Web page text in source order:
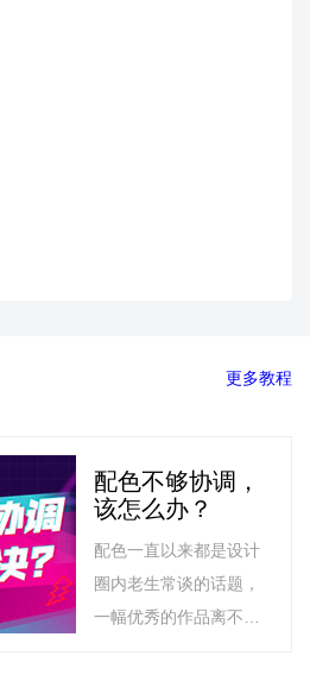
更多教程
配色不够协调，
该怎么办？
配色一直以来都是设计
圈内老生常谈的话题，
一幅优秀的作品离不开